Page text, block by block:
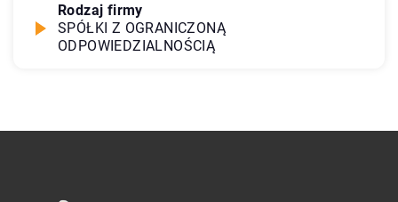
Rodzaj firmy
SPÓŁKI Z OGRANICZONĄ
ODPOWIEDZIALNOŚCIĄ